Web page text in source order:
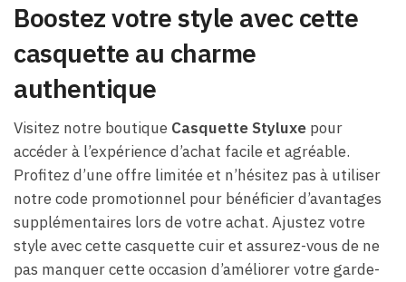
Boostez votre style avec cette
casquette au charme
authentique
Visitez notre boutique Casquette Styluxe pour
accéder à l’expérience d’achat facile et agréable.
Profitez d’une offre limitée et n’hésitez pas à utiliser
notre code promotionnel pour bénéficier d’avantages
supplémentaires lors de votre achat. Ajustez votre
style avec cette casquette cuir et assurez-vous de ne
pas manquer cette occasion d’améliorer votre garde-